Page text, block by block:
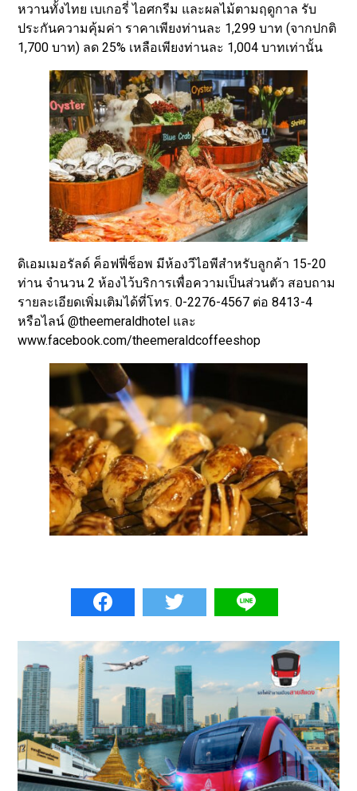
หวานทั้งไทย เบเกอรี่ ไอศกรีม และผลไม้ตามฤดูกาล รับ
ประกันความคุ้มค่า ราคาเพียงท่านละ 1,299 บาท (จากปกติ
1,700 บาท) ลด 25% เหลือเพียงท่านละ 1,004 บาทเท่านั้น
ดิเอมเมอรัลด์ ค็อฟฟี่ช็อพ มีห้องวีไอพีสำหรับลูกค้า 15-20
ท่าน จำนวน 2 ห้องไว้บริการเพื่อความเป็นส่วนตัว สอบถาม
รายละเอียดเพิ่มเติมได้ที่โทร. 0-2276-4567 ต่อ 8413-4
หรือไลน์ @theemeraldhotel และ
www.facebook.com/theemeraldcoffeeshop